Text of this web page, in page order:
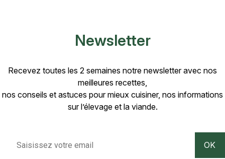
Newsletter
Recevez toutes les 2 semaines notre newsletter avec nos
meilleures recettes,
nos conseils et astuces pour mieux cuisiner, nos informations
sur l’élevage et la viande.